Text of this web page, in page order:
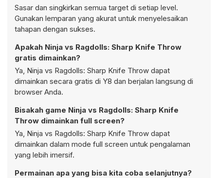
Sasar dan singkirkan semua target di setiap level.
Gunakan lemparan yang akurat untuk menyelesaikan
tahapan dengan sukses.
Apakah Ninja vs Ragdolls: Sharp Knife Throw
gratis dimainkan?
Ya, Ninja vs Ragdolls: Sharp Knife Throw dapat
dimainkan secara gratis di Y8 dan berjalan langsung di
browser Anda.
Bisakah game Ninja vs Ragdolls: Sharp Knife
Throw dimainkan full screen?
Ya, Ninja vs Ragdolls: Sharp Knife Throw dapat
dimainkan dalam mode full screen untuk pengalaman
yang lebih imersif.
Permainan apa yang bisa kita coba selanjutnya?